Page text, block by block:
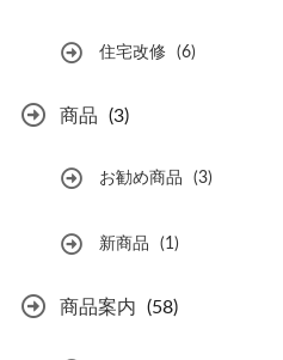
住宅改修 (6)
商品 (3)
お勧め商品 (3)
新商品 (1)
商品案内 (58)